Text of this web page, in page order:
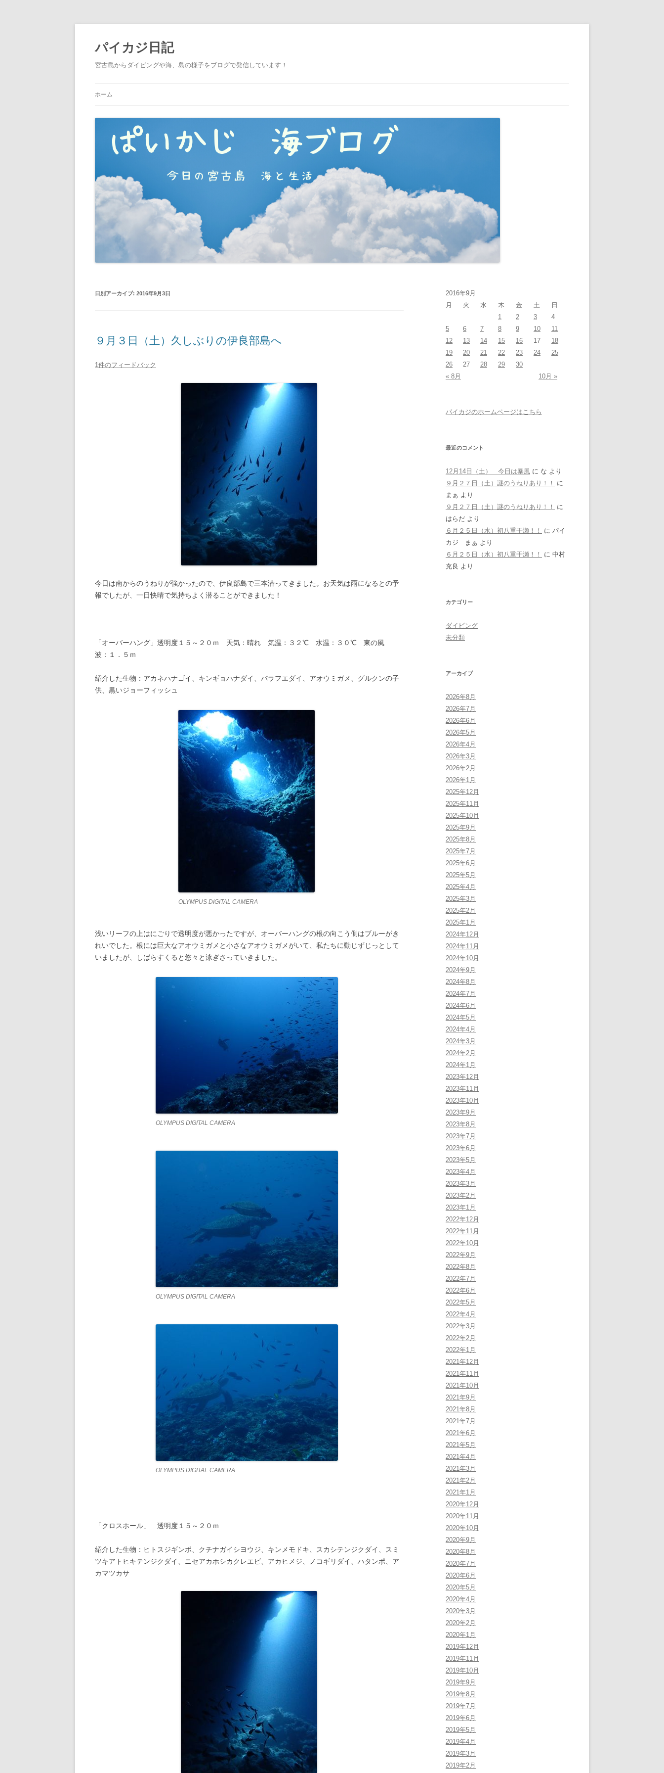
パイカジ日記
宮古島からダイビングや海、島の様子をブログで発信しています！
ス
キ
ホーム
日別アーカイブ: 2016年9月3日
９月３日（土）久しぶりの伊良部島へ
1件のフィードバック
今日は南からのうねりが強かったので、伊良部島で三本潜ってきました。お天気は雨になるとの予
報でしたが、一日快晴で気持ちよく潜ることができました！
「オーバーハング」透明度１５～２０ｍ 天気：晴れ 気温：３２℃ 水温：３０℃ 東の風
波：１．５ｍ
紹介した生物：アカネハナゴイ、キンギョハナダイ、バラフエダイ、アオウミガメ、グルクンの子
供、黒いジョーフィッシュ
OLYMPUS DIGITAL CAMERA
浅いリーフの上はにごりで透明度が悪かったですが、オーバーハングの根の向こう側はブルーがき
れいでした。根には巨大なアオウミガメと小さなアオウミガメがいて、私たちに動じずじっとして
いましたが、しばらすくると悠々と泳ぎさっていきました。
OLYMPUS DIGITAL CAMERA
OLYMPUS DIGITAL CAMERA
OLYMPUS DIGITAL CAMERA
「クロスホール」 透明度１５～２０ｍ
紹介した生物：ヒトスジギンポ、クチナガイシヨウジ、キンメモドキ、スカシテンジクダイ、スミ
ツキアトヒキテンジクダイ、ニセアカホシカクレエビ、アカヒメジ、ノコギリダイ、ハタンポ、ア
カマツカサ
2016年9月
月
火 水 木 金 土
日
1
2 3
4
5
6 7 8 9 10
11
12
13 14 15 16 17
18
19
20 21 22 23 24
25
26
27 28 29
30
« 8月
10月 »
パイカジのホームページはこちら
最近のコメント
12月14日（土） 今日は暴風 に な より
９月２７日（土）謎のうねりあり！！
に
まぁ より
９月２７日（土）謎のうねりあり！！
に
はらだ より
６月２５日（水）初八重干瀬！！
に パイ
カジ まぁ より
６月２５日（水）初八重干瀬！！
に 中村
充良 より
カテゴリー
ダイビング
未分類
アーカイブ
2026年8月
2026年7月
2026年6月
2026年5月
2026年4月
2026年3月
2026年2月
2026年1月
2025年12月
2025年11月
2025年10月
2025年9月
2025年8月
2025年7月
2025年6月
2025年5月
2025年4月
2025年3月
2025年2月
2025年1月
2024年12月
2024年11月
2024年10月
2024年9月
2024年8月
2024年7月
2024年6月
2024年5月
2024年4月
2024年3月
2024年2月
2024年1月
2023年12月
2023年11月
2023年10月
2023年9月
2023年8月
2023年7月
2023年6月
2023年5月
2023年4月
2023年3月
2023年2月
2023年1月
2022年12月
2022年11月
2022年10月
2022年9月
2022年8月
2022年7月
2022年6月
2022年5月
2022年4月
2022年3月
2022年2月
2022年1月
2021年12月
2021年11月
2021年10月
2021年9月
2021年8月
2021年7月
2021年6月
2021年5月
2021年4月
2021年3月
2021年2月
2021年1月
2020年12月
2020年11月
2020年10月
2020年9月
2020年8月
2020年7月
2020年6月
2020年5月
2020年4月
2020年3月
2020年2月
2020年1月
2019年12月
2019年11月
2019年10月
2019年9月
2019年8月
2019年7月
2019年6月
2019年5月
2019年4月
2019年3月
2019年2月